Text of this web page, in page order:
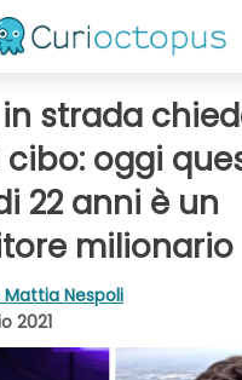
strada
cibo: oggi
22 anni è un
milionario
Mattia Nespoli
2021